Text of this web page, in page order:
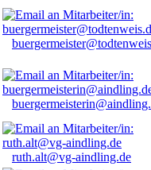
ruth.alt@vg-aindling.de